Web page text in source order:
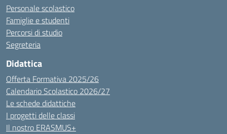
Personale scolastico
Famiglie e studenti
Percorsi di studio
Segreteria
Didattica
Offerta Formativa 2025/26
Calendario Scolastico 2026/27
Le schede didattiche
I progetti delle classi
Il nostro ERASMUS+